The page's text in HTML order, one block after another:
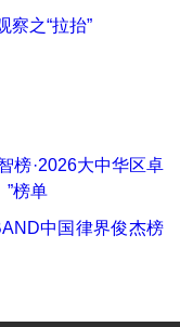
察之“拉抬”
榜·2026大中华区卓
”榜单
中国律界俊杰榜